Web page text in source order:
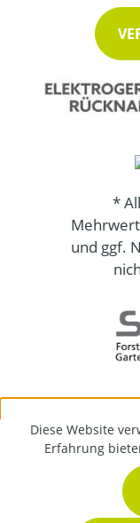
*
und ggf.
Diese Website
Erfahrung